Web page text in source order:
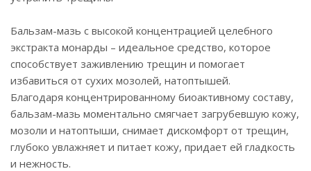
Бальзам-мазь с высокой концентрацией целебного
экстракта монарды – идеальное средство, которое
способствует заживлению трещин и помогает
избавиться от сухих мозолей, натоптышей.
Благодаря концентрированному биоактивному составу,
бальзам-мазь моментально смягчает загрубевшую кожу,
мозоли и натоптыши, снимает дискомфорт от трещин,
глубоко увлажняет и питает кожу, придает ей гладкость
и нежность.